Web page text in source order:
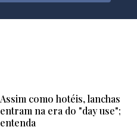
Assim como hotéis, lanchas
entram na era do "day use";
entenda